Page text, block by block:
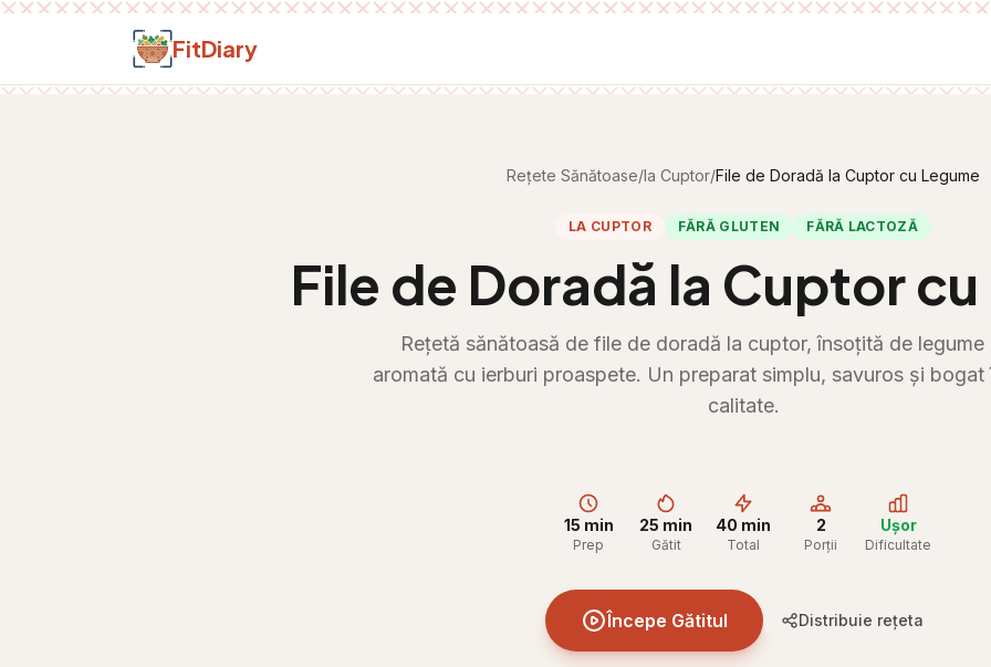
Salt la conținut
FitDiary
Rețete Sănătoase/la Cuptor/File de Doradă la Cuptor cu Legume
LA CUPTOR FĂRĂ GLUTEN FĂRĂ LACTOZĂ
File de Doradă la Cuptor
Rețetă sănătoasă de file de doradă la cuptor, însoțită de
aromată cu ierburi proaspete. Un preparat simplu, savuros și bogat
calitate.
15 min
Prep
25 min
Gătit
40 min
Total
2
Porții
Ușor
Dificultate
Începe Gătitul Distribuie rețeta